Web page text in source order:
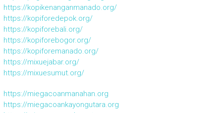
https://kopikenanganmanado.org/
https://kopiforedepok.org/
https://kopiforebali.org/
https://kopiforebogor.org/
https://kopiforemanado.org/
https://mixuejabar.org/
https://mixuesumut.org/
https://miegacoanmanahan.org
https://miegacoankayongutara.org